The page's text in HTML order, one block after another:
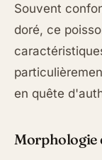
Souvent
doré, ce
en quête
Morphologie